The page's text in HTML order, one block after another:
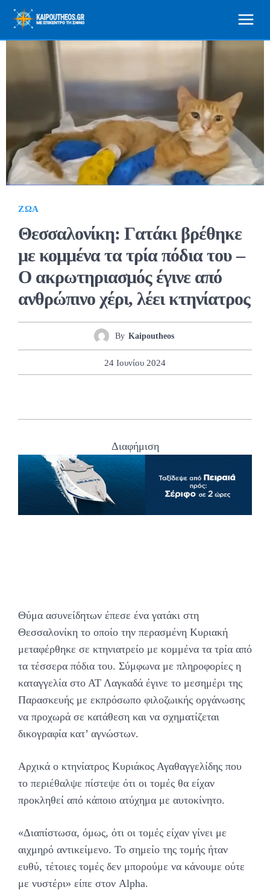
ΖΏΑ
Θεσσαλονίκη: Γατάκι βρέθηκε
με κομμένα τα τρία πόδια του –
Ο ακρωτηριασμός έγινε από
ανθρώπινο χέρι, λέει κτηνίατρος
By Kaipoutheos
24 Ιουνίου 2024
Διαφήμιση
Θύμα ασυνείδητων έπεσε ένα γατάκι στη
Θεσσαλονίκη το οποίο την περασμένη Κυριακή
μεταφέρθηκε σε κτηνιατρείο με κομμένα τα τρία από
τα τέσσερα πόδια του. Σύμφωνα με πληροφορίες η
καταγγελία στο ΑΤ Λαγκαδά έγινε το μεσημέρι της
Παρασκευής με εκπρόσωπο φιλοζωικής οργάνωσης
να προχωρά σε κατάθεση και να σχηματίζεται
δικογραφία κατ’ αγνώστων.
Αρχικά ο κτηνίατρος Κυριάκος Αγαθαγγελίδης που
το περιέθαλψε πίστεψε ότι οι τομές θα είχαν
προκληθεί από κάποιο ατύχημα με αυτοκίνητο.
«Διαπίστωσα, όμως, ότι οι τομές είχαν γίνει με
αιχμηρό αντικείμενο. Το σημείο της τομής ήταν
ευθύ, τέτοιες τομές δεν μπορούμε να κάνουμε ούτε
με νυστέρι» είπε στον Alpha.